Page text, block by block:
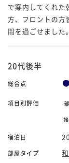
で案内してくれた
方、フロントの方
間を過ごせました
20代後半
総合点
項目別評価
宿泊日
部屋タイプ